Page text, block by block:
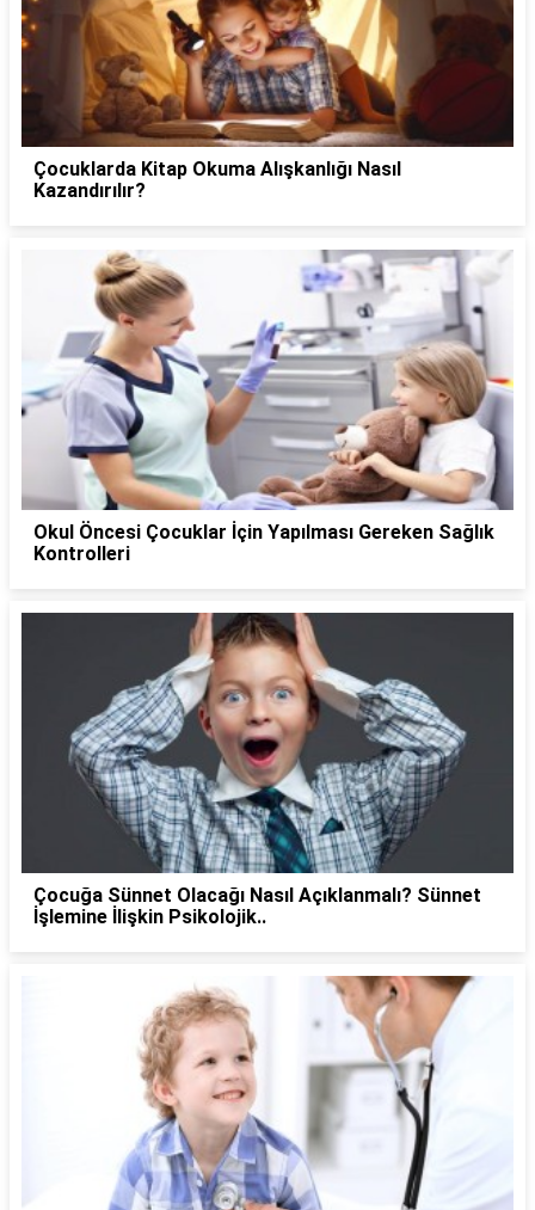
Çocuklarda Kitap Okuma Alışkanlığı Nasıl
Kazandırılır?
Okul Öncesi Çocuklar İçin Yapılması Gereken Sağlık
Kontrolleri
Çocuğa Sünnet Olacağı Nasıl Açıklanmalı? Sünnet
İşlemine İlişkin Psikolojik..